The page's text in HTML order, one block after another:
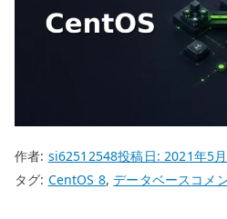
作者: si62512548投稿日:2021年5
タグ: CentOS 8,データベース コメ